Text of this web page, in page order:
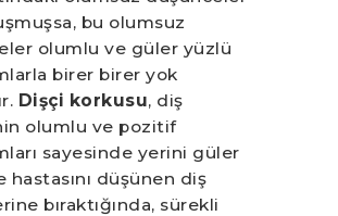
bu olumsuz
olumlu ve güler yüzlü
birer birer yok
Dişçi korkusu, diş
olumlu ve pozitif
sayesinde yerini güler
hastasını düşünen diş
bıraktığında, sürekli